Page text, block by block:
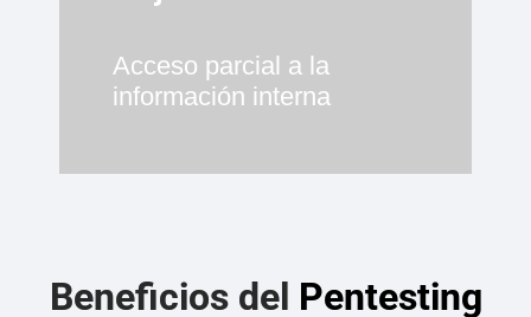
Acceso parcial a la
información interna
Beneficios del Pentesting